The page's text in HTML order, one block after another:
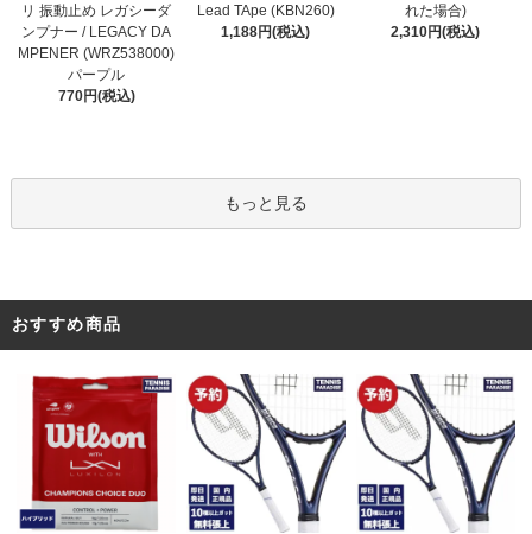
リ 振動止め レガシーダ
ンプナー / LEGACY DA
MPENER (WRZ538000)
パープル
770円(税込)
Lead TApe (KBN260)
1,188円(税込)
れた場合)
2,310円(税込)
もっと見る
おすすめ商品